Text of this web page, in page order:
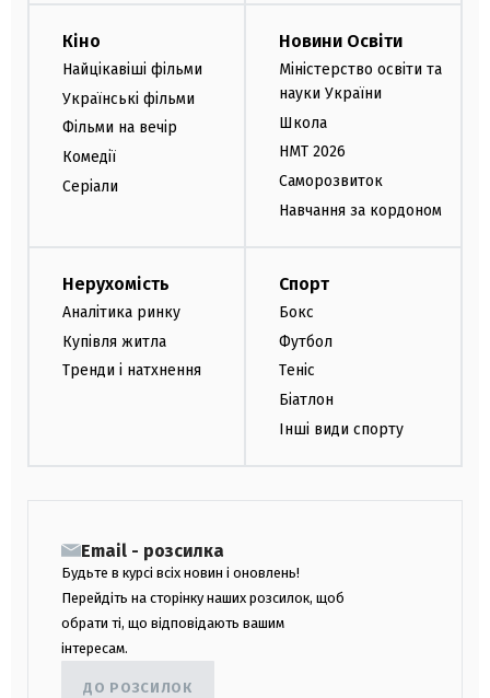
Кіно
Найцікавіші фільми
Українські фільми
Фільми на вечір
Комедії
Серіали
Новини Освіти
Міністерство освіти та
науки України
Школа
НМТ 2026
Саморозвиток
Навчання за кордоном
Нерухомість
Аналітика ринку
Купівля житла
Тренди і натхнення
Спорт
Бокс
Футбол
Теніс
Біатлон
Інші види спорту
Email - розсилка
Будьте в курсі всіх новин і оновлень!
Перейдіть на сторінку наших розсилок, щоб
обрати ті, що відповідають вашим
інтересам.
ДО РОЗСИЛОК